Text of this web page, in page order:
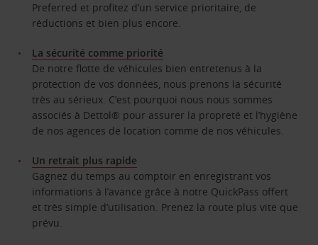
Preferred et profitez d’un service prioritaire, de
réductions et bien plus encore.
La sécurité comme priorité
De notre flotte de véhicules bien entretenus à la
protection de vos données, nous prenons la sécurité
très au sérieux. C’est pourquoi nous nous sommes
associés à Dettol® pour assurer la propreté et l’hygiène
de nos agences de location comme de nos véhicules.
Un retrait plus rapide
Gagnez du temps au comptoir en enregistrant vos
informations à l’avance grâce à notre QuickPass offert
et très simple d’utilisation. Prenez la route plus vite que
prévu.